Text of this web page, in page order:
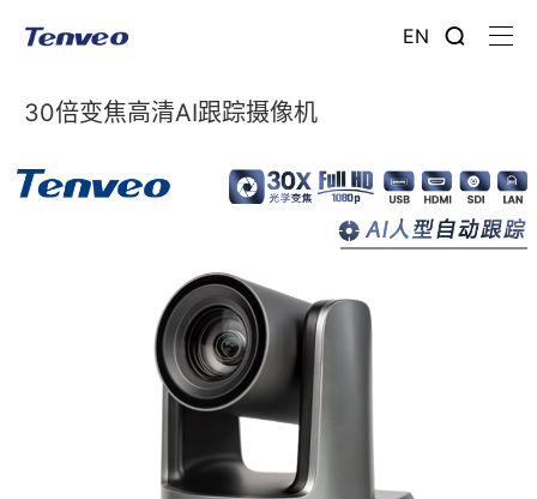
EN
30倍变焦高清AI跟踪摄像机